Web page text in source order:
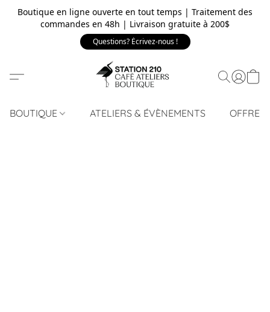
Boutique en ligne ouverte en tout temps | Traitement des
commandes en 48h | Livraison gratuite à 200$
Questions? Écrivez-nous !
BOUTIQUE ATELIERS & ÉVÈNEMENTS OFFRE